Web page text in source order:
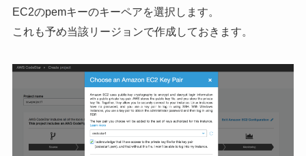
EC2のpemキーのキーペアを選択します。
これも予め当該リージョンで作成しておきます。